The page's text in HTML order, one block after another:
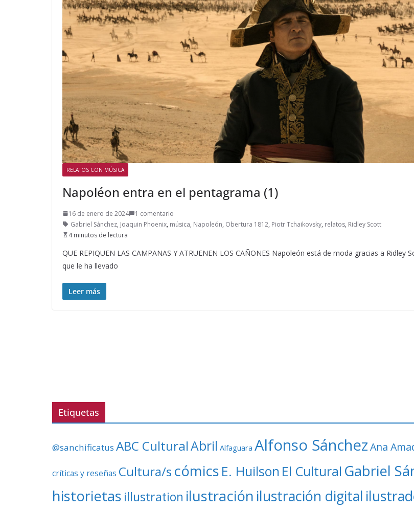
RELATOS CON MÚSICA
Napoléon entra en el pentagrama (1)
16 de enero de 2024
1 comentario
Gabriel Sánchez, Joaquin Phoenix, música, Napoleón, Obertura 1812, Piotr Tchaikovsky, relatos, Ridley Scott
4 minutos de lectura
QUE REPIQUEN LAS CAMPANAS Y ATRUENEN LOS CAÑONES Napoleón está de moda gracias a Ridley
que le ha llevado
Leer más
Etiquetas
@sanchificatus ABC CulturalAbril Alfaguara Alfonso SánchezAna
críticas y reseñas Cultura/s cómics E. Huilson El Cultural Gabriel
historietas illustration ilustración ilustración digital